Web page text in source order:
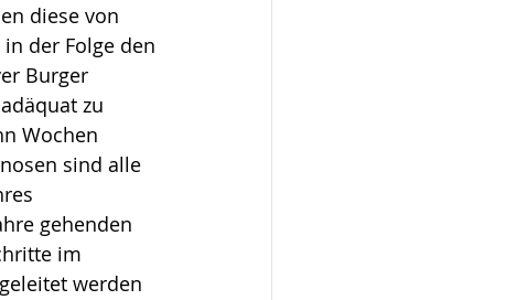
diese von
der Folge den
Burger
zu
Wochen
sind alle
gehenden
im
werden